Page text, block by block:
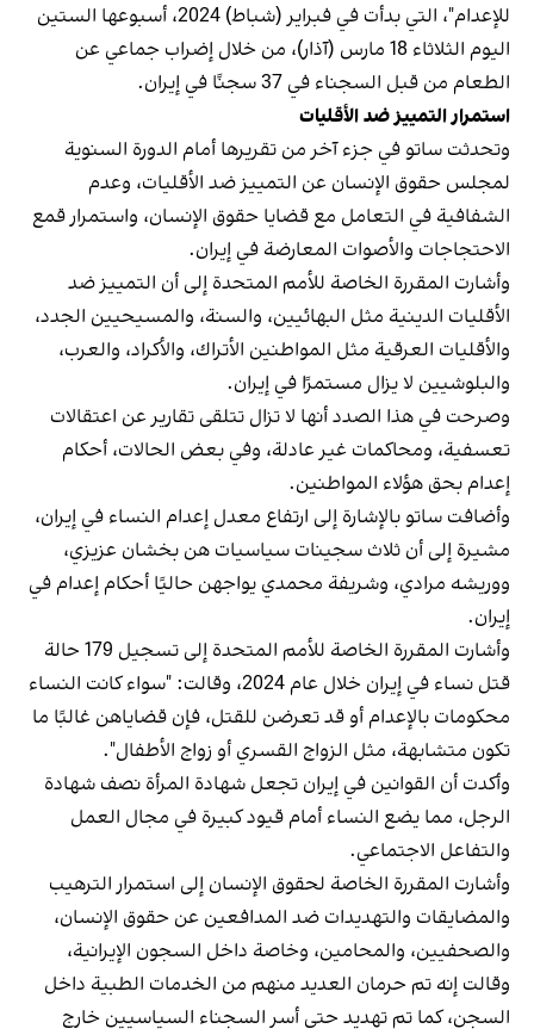
للإعدام"، التي بدأت في فبراير (شباط) 2024، أسبوعها الستين
اليوم الثلاثاء 18 مارس (آذار)، من خلال إضراب جماعي عن
الطعام من قبل السجناء في 37 سجنًا في إيران.
استمرار التمييز ضد الأقليات
وتحدثت ساتو في جزء آخر من تقريرها أمام الدورة السنوية
لمجلس حقوق الإنسان عن التمييز ضد الأقليات، وعدم
الشفافية في التعامل مع قضايا حقوق الإنسان، واستمرار قمع
الاحتجاجات والأصوات المعارضة في إيران.
وأشارت المقررة الخاصة للأمم المتحدة إلى أن التمييز ضد
الأقليات الدينية مثل البهائيين، والسنة، والمسيحيين الجدد،
والأقليات العرقية مثل المواطنين الأتراك، والأكراد، والعرب،
والبلوشيين لا يزال مستمرًا في إيران.
وصرحت في هذا الصدد أنها لا تزال تتلقى تقارير عن اعتقالات
تعسفية، ومحاكمات غير عادلة، وفي بعض الحالات، أحكام
إعدام بحق هؤلاء المواطنين.
وأضافت ساتو بالإشارة إلى ارتفاع معدل إعدام النساء في إيران،
مشيرة إلى أن ثلاث سجينات سياسيات هن بخشان عزيزي،
ووريشه مرادي، وشريفة محمدي يواجهن حاليًا أحكام إعدام في
إيران.
وأشارت المقررة الخاصة للأمم المتحدة إلى تسجيل 179 حالة
قتل نساء في إيران خلال عام 2024، وقالت: "سواء كانت النساء
محكومات بالإعدام أو قد تعرضن للقتل، فإن قضاياهن غالبًا ما
تكون متشابهة، مثل الزواج القسري أو زواج الأطفال".
وأكدت أن القوانين في إيران تجعل شهادة المرأة نصف شهادة
الرجل، مما يضع النساء أمام قيود كبيرة في مجال العمل
والتفاعل الاجتماعي.
وأشارت المقررة الخاصة لحقوق الإنسان إلى استمرار الترهيب
والمضايقات والتهديدات ضد المدافعين عن حقوق الإنسان،
والصحفيين، والمحامين، وخاصة داخل السجون الإيرانية،
وقالت إنه تم حرمان العديد منهم من الخدمات الطبية داخل
السجن، كما تم تهديد حتى أسر السجناء السياسيين خارج